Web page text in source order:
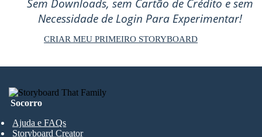
Sem Downloads, sem Cartão de Crédito e sem
Necessidade de Login Para Experimentar!
CRIAR MEU PRIMEIRO STORYBOARD
Socorro
Ajuda e FAQs
Storyboard Creator